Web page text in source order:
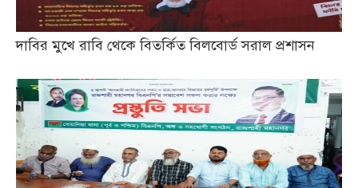
দাবির মুখে রাবি থেকে বিতর্কিত বিলবোর্ড সরাল প্রশাসন